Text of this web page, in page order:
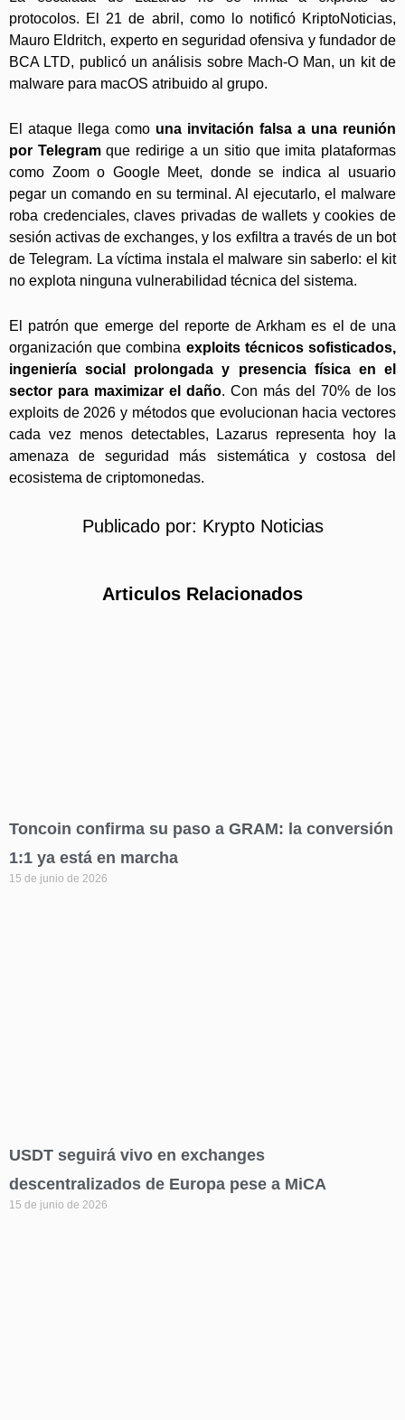
protocolos. El 21 de abril, como lo notificó KriptoNoticias,
Mauro Eldritch, experto en seguridad ofensiva y fundador de
BCA LTD, publicó un análisis sobre Mach-O Man, un kit de
malware para macOS atribuido al grupo.
El ataque llega como una invitación falsa a una reunión
por Telegramque redirige a un sitio que imita plataformas
como Zoom o Google Meet, donde se indica al usuario
pegar un comando en su terminal. Al ejecutarlo, el malware
roba credenciales, claves privadas de wallets y cookies de
sesión activas de exchanges, y los exfiltra a través de un bot
de Telegram. La víctima instala el malware sin saberlo: el kit
no explota ninguna vulnerabilidad técnica del sistema.
El patrón que emerge del reporte de Arkham es el de una
organización que combina exploits técnicos sofisticados,
ingeniería social prolongada y presencia física en el
sector para maximizar el daño. Con más del 70% de los
exploits de 2026 y métodos que evolucionan hacia vectores
cada vez menos detectables, Lazarus representa hoy la
amenaza de seguridad más sistemática y costosa del
ecosistema de criptomonedas.
Publicado por: Krypto Noticias
Articulos Relacionados
Toncoin confirma su paso a GRAM: la conversión
1:1 ya está en marcha
15 de junio de 2026
USDT seguirá vivo en exchanges
descentralizados de Europa pese a MiCA
15 de junio de 2026